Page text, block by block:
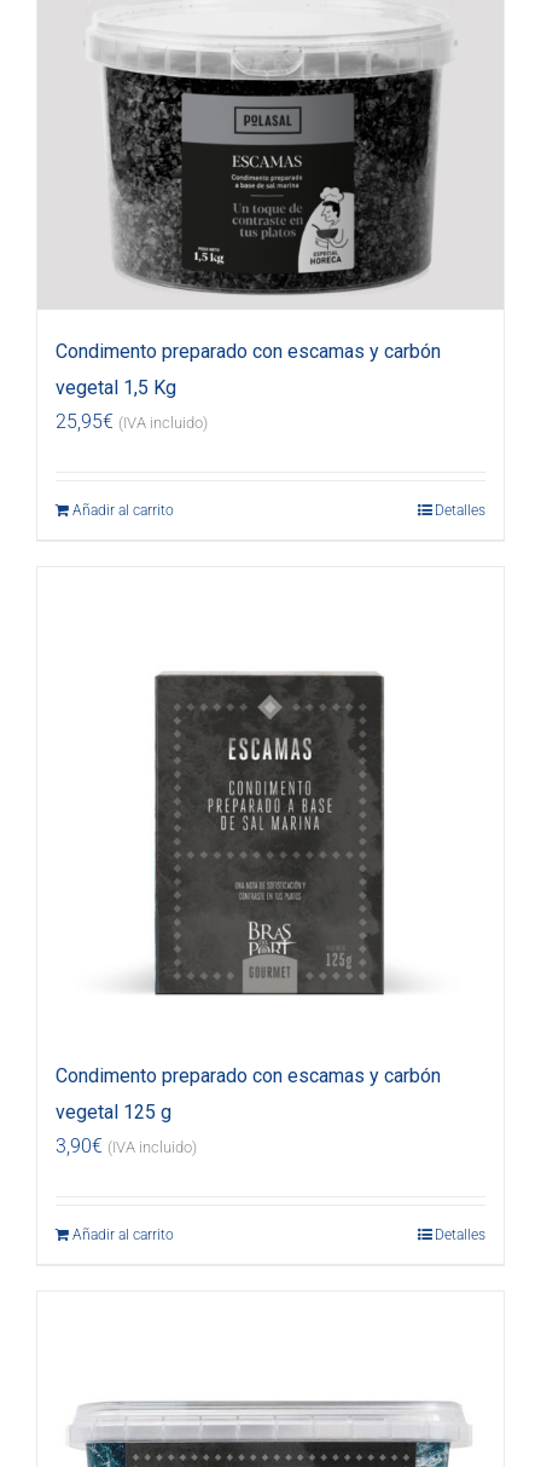
Condimento preparado con escamas y carbón
vegetal 1,5 Kg
25,95€ (IVA incluido)
Añadir al carrito Detalles
Condimento preparado con escamas y carbón
vegetal 125 g
3,90€ (IVA incluido)
Añadir al carrito Detalles